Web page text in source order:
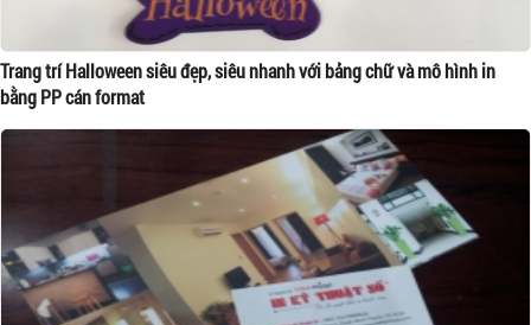
Trang trí Halloween siêu đẹp, siêu nhanh với bảng chữ và mô hình in
bằng PP cán format